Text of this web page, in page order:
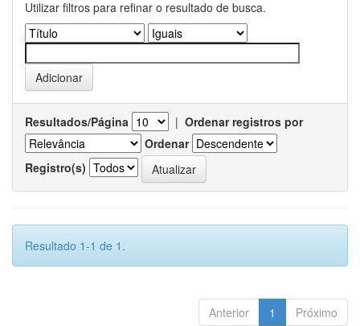
Utilizar filtros para refinar o resultado de busca.
Resultados/Página | Ordenar registros por
Ordenar
Registro(s)
Resultado 1-1 de 1.
Anterior 1 Próximo